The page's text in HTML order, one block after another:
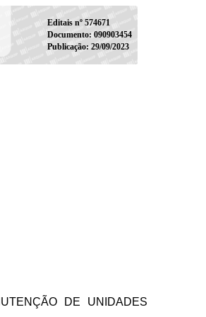
Editais nº 574671
Documento: 090903454
Publicação: 29/09/2023
DE UNIDADES